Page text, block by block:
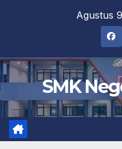
Agustus
SMK